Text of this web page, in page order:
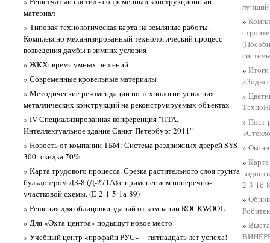
материал
» Типовая технологическая карта на земляные работы.
Комплексно-механизированный технологический процесс
возведения дамбы в зимних условия
» ЖКХ: время умных решений
» Современные кровельные материалы
» Методические рекомендации по технологии усиления
металлических конструкций на реконструируемых объектах
» IV Специализированная конференция "ПТА.
Интеллектуальное здание Санкт-Петербург 2011"
» Новость от компании ТБМ: Система раздвижных дверей SYS
300: скидка 70%
» Карта трудового процесса. Срезка растительного слоя грунта
бульдозером ДЗ-8 (Д-271А) с применением поперечно-
участковой схемы. (Е-2-1-5-1а-89)
» Решения для облицовки зданий от компании ROCKWOOL
» Для «Охта-центра» подыщут новое место
» Учебный центр «профайн РУС» ─ пятнадцать лет успеха!
лучший
»
»
»
» Пост-
»
» Карта
2-3-1б-
»
»